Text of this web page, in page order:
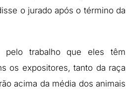
o jurado após o término da
pelo trabalho que eles têm
os expositores, tanto da raça
acima da média dos animais